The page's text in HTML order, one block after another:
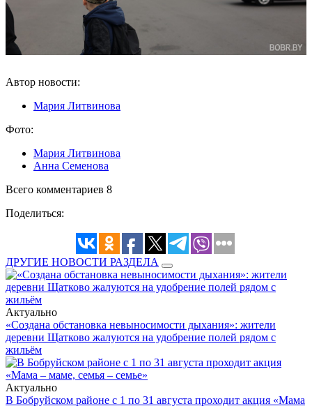
Автор новости:
Мария Литвинова
Фото:
Мария Литвинова
Анна Семенова
Всего комментариев 8
Поделиться:
ДРУГИЕ НОВОСТИ РАЗДЕЛА
Актуально
«Создана обстановка невыносимости дыхания»: жители
деревни Щатково жалуются на удобрение полей рядом с
жильём
Актуально
В Бобруйском районе с 1 по 31 августа проходит акция «Мама